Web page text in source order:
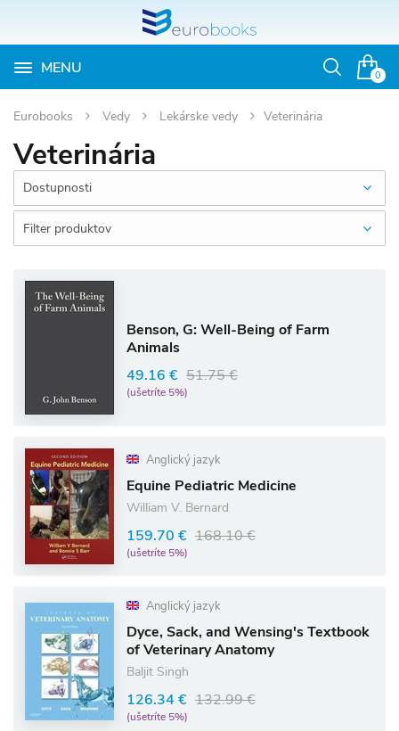
0
MENU
Otvoriť
Eurobooks Vedy Lekárske vedy Veterinária
Veterinária
Dostupnosti
Filter produktov
Benson, G: Well-Being of Farm
Animals
49.16 € 51.75 €
(ušetríte 5%)
Anglický jazyk
Equine Pediatric Medicine
William V. Bernard
159.70 € 168.10 €
(ušetríte 5%)
Anglický jazyk
Dyce, Sack, and Wensing's Textbook
of Veterinary Anatomy
Baljit Singh
126.34 € 132.99 €
(ušetríte 5%)